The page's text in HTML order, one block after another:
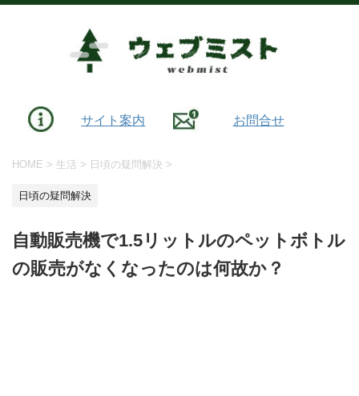
サイト案内 お問合せ
HOME > 生活 > 日頃の疑問解決 >
日頃の疑問解決
自動販売機で1.5リットルのペットボトル
の販売がなくなったのは何故か？